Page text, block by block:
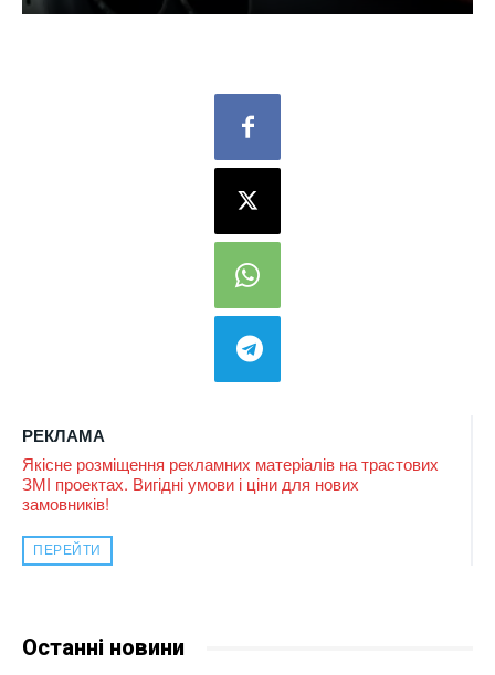
РЕКЛАМА
Якісне розміщення рекламних матеріалів на трастових
ЗМІ проектах. Вигідні умови і ціни для нових
замовників!
ПЕРЕЙТИ
Останні новини